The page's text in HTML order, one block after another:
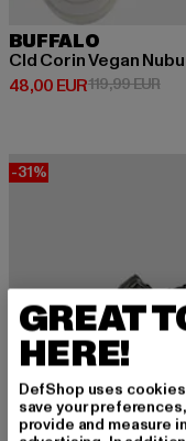
BUFFALO
Cld Corin Vegan
48,00 EUR
Derzeitiger Preis: 48,00
119,99 EUR
-31%
GREAT
HERE!
DefShop uses
save your
provide and measure